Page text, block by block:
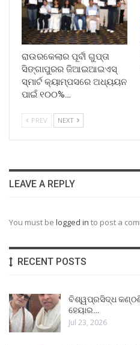
ରାଉରକେଲାର ପୂର୍ବୀ ଗୁପ୍ତା
ସିଙ୍ଗାପୁରର ଜିଆଇଆଇଏସ୍
ସ୍ମାର୍ଟ କ୍ୟାମ୍ପସରେ ଅଧ୍ୟୟନ
ପାଇଁ ୧୦୦%…
PREV NEXT
LEAVE A REPLY
You must be logged in to post a
RECENT POSTS
ବିଶ୍ୱପ୍ରସିଦ୍ଧ
ହେୟାର…
Jul 23, 2026